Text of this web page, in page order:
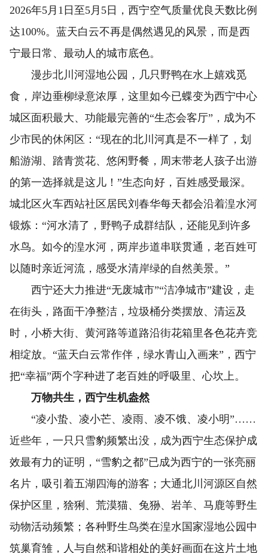
2026年5月1日至5月5日，西宁空气质量优良天数比例
达100%。蓝天白云不再是偶然遇见的风景，而是西
宁最日常、最动人的城市底色。
漫步北川河湿地公园，几只野鸭在水上嬉戏觅
食，岸边垂柳绿意浓厚，这里如今已蝶变为西宁中心
城区面积最大、功能最完善的“生态会客厅”，成为不
少市民的休闲区：“现在的北川河真是不一样了，划
船游湖、踏青赏花、悠闲野餐，周末带老人孩子出游
的第一选择就是这儿！”生态向好，百姓感受最深。
城北区火车西站社区居民刘春华每天都会沿着湟水河
锻炼：“河水清了，野鸭子成群结队，还能见到许多
水鸟。如今的湟水河，两岸步道串联贯通，老百姓可
以随时亲近河流，感受水清岸绿的自然美景。”
西宁还大力推进“无废城市”“洁净城市”建设，走
在街头，路面干净整洁，垃圾桶分类摆放、清运及
时，小桥大街、黄河路等道路沿街花箱里各色花卉竞
相绽放。“蓝天白云常作伴，绿水青山入画来”，西宁
把“幸福”两个字种进了老百姓的呼吸里、心坎上。
万物共生，西宁生机盎然
“凌小蛰、凌小芒、凌雨、凌不饿、凌小明”……
近些年，一只只雪豹频繁出没，成为西宁生态保护成
效最有力的证明，“雪豹之都”已成为西宁的一张亮丽
名片，吸引着五湖四海的游客；大通北川河源区自然
保护区里，猞猁、荒漠猫、兔狲、岩羊、马鹿等野生
动物活动频繁；各种野生鸟类在湟水国家湿地公园中
筑巢育雏，人与自然和谐相处的美好画面在这片土地